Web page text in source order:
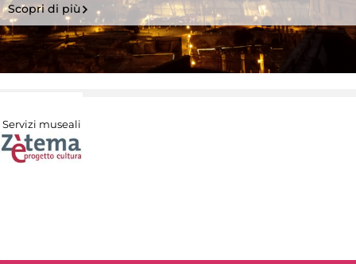
Scopri di più
Servizi museali